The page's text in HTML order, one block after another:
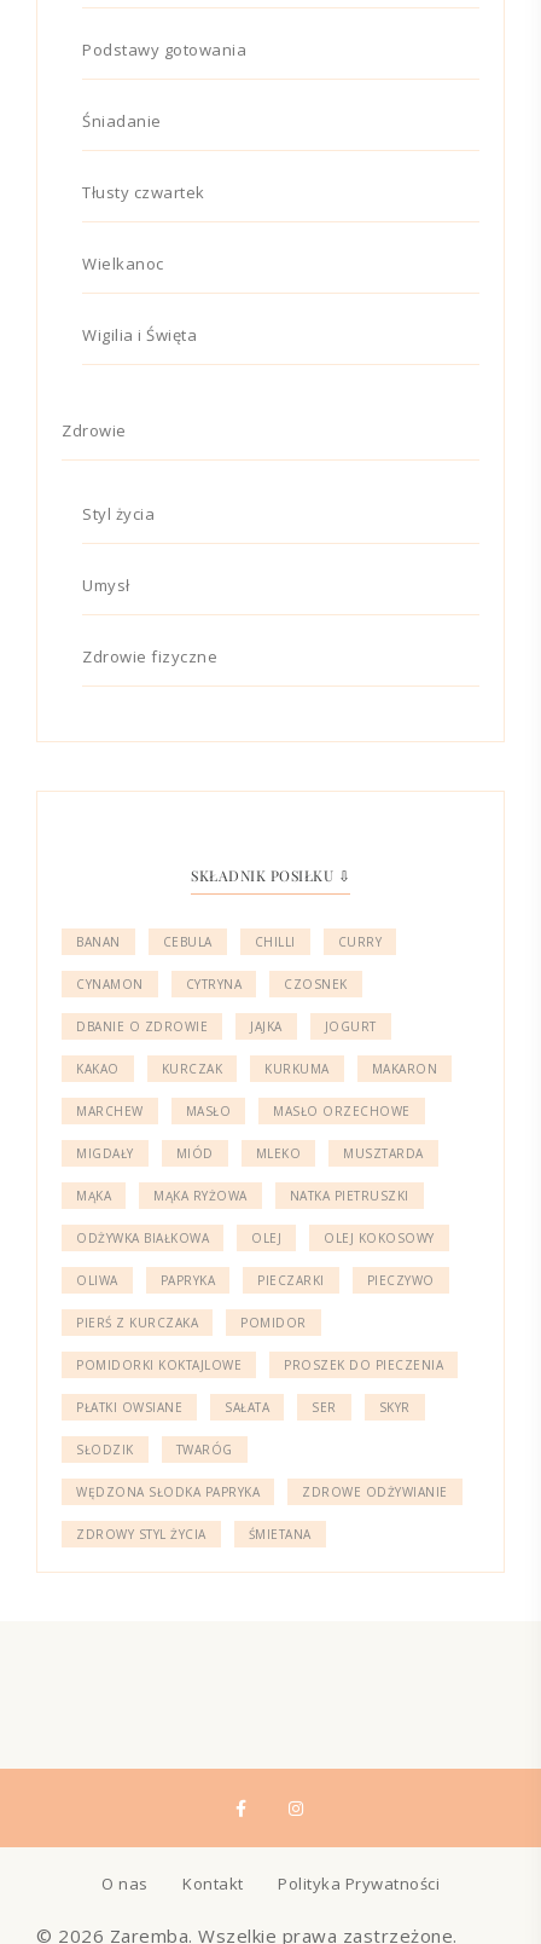
Podstawy gotowania
Śniadanie
Tłusty czwartek
Wielkanoc
Wigilia i Święta
Zdrowie
Styl życia
Umysł
Zdrowie fizyczne
SKŁADNIK POSIŁKU ⇩
BANAN CEBULA CHILLI CURRY
CYNAMON CYTRYNA CZOSNEK
DBANIE O ZDROWIE JAJKA JOGURT
KAKAO KURCZAK KURKUMA MAKARON
MARCHEW MASŁO MASŁO ORZECHOWE
MIGDAŁY MIÓD MLEKO MUSZTARDA
MĄKA MĄKA RYŻOWA NATKA PIETRUSZKI
ODŻYWKA BIAŁKOWA OLEJ OLEJ KOKOSOWY
OLIWA PAPRYKA PIECZARKI PIECZYWO
PIERŚ Z KURCZAKA POMIDOR
POMIDORKI KOKTAJLOWE PROSZEK DO PIECZENIA
PŁATKI OWSIANE SAŁATA SER SKYR
SŁODZIK TWARÓG
WĘDZONA SŁODKA PAPRYKA ZDROWE ODŻYWIANIE
ZDROWY STYL ŻYCIA ŚMIETANA
O nas Kontakt Polityka Prywatności
© 2026 Zaremba. Wszelkie prawa zastrzeżone.